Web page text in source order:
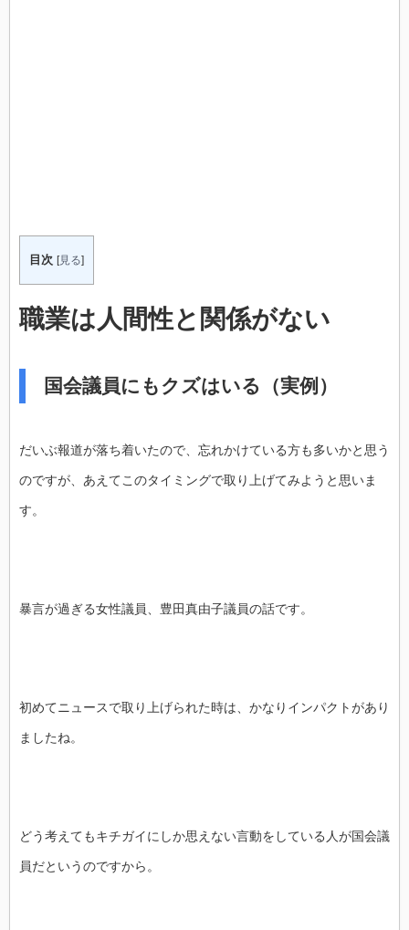
目次 [見る]
職業は人間性と関係がない
国会議員にもクズはいる（実例）
だいぶ報道が落ち着いたので、忘れかけている方も多いかと思う
のですが、あえてこのタイミングで取り上げてみようと思いま
す。
暴言が過ぎる女性議員、︎豊田真由子議員の話です。
初めてニュースで取り上げられた時は、かなりインパクトがあり
ましたね。
どう考えてもキチガイにしか思えない言動をしている人が国会議
員だというのですから。